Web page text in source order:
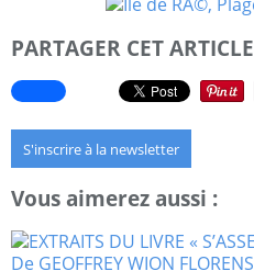
PARTAGER CET ARTICLE
S'inscrire à la newsletter
Vous aimerez aussi :